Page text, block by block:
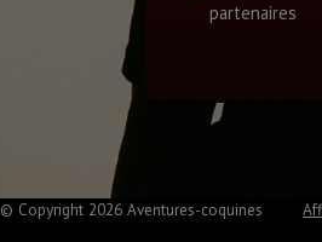
partenaires
© Copyright 2026 Aventures-coquines